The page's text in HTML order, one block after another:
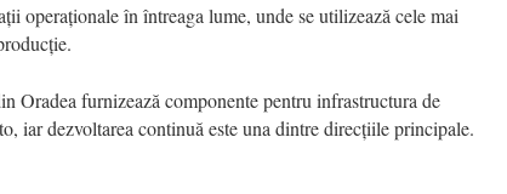
operaționale în întreaga lume, unde se utilizează cele mai
Oradea furnizează componente pentru infrastructura de
iar dezvoltarea continuă este una dintre direcțiile principale.